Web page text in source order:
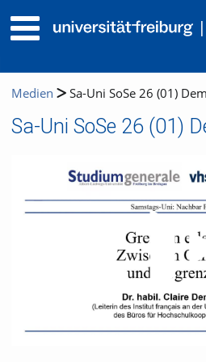
Medien Sa-Uni SoSe 26 (01)
Sa-Uni SoSe 26 (01)